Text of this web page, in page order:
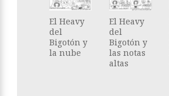
El Heavy
del
Bigotón y
la nube
El Heavy
del
Bigotón y
las notas
altas